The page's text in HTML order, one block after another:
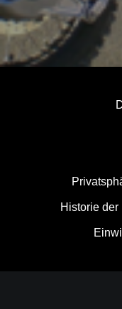
Historie